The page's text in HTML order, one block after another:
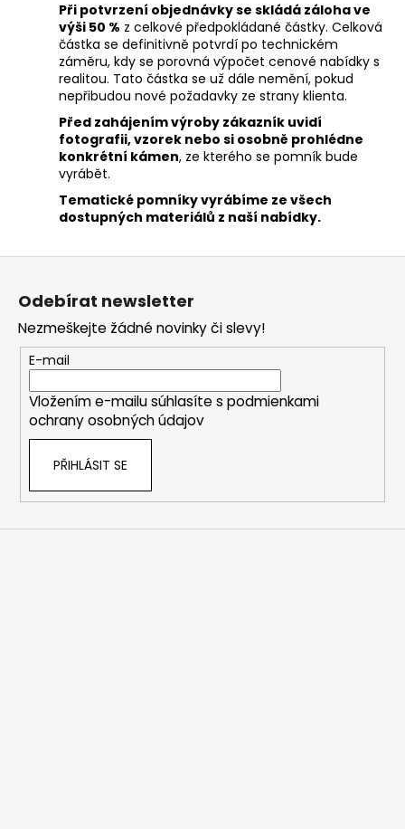
Při potvrzení objednávky se skládá záloha ve
výši 50 % z celkové předpokládané částky. Celková
částka se definitivně potvrdí po technickém
záměru, kdy se porovná výpočet cenové nabídky s
realitou. Tato částka se už dále nemění, pokud
nepřibudou nové požadavky ze strany klienta.
Před zahájením výroby zákazník uvidí
fotografii, vzorek nebo si osobně prohlédne
konkrétní kámen, ze kterého se pomník bude
vyrábět.
Tematické pomníky vyrábíme ze všech
dostupných materiálů z naší nabídky.
Odebírat newsletter
Nezmeškejte žádné novinky či slevy!
E-mail
Vložením e-mailu súhlasíte s podmienkami
ochrany osobných údajov
PŘIHLÁSIT SE